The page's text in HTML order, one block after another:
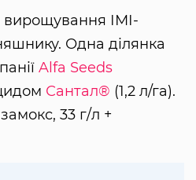
вирощування ІМІ-
Одна ділянка
Alfa Seeds
Сантал® (1,2 л/га).
33 г/л +